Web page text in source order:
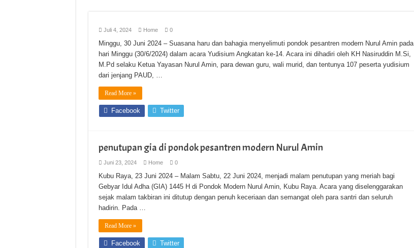
Juli 4, 2024 Home 0
Minggu, 30 Juni 2024 – Suasana haru dan bahagia menyelimuti pondok pesantren modern Nurul Amin pada
hari Minggu (30/6/2024) dalam acara Yudisium Angkatan ke-14. Acara ini dihadiri oleh KH Nasiruddin M.Si,
M.Pd selaku Ketua Yayasan Nurul Amin, para dewan guru, wali murid, dan tentunya 107 peserta yudisium
dari jenjang PAUD, …
Read More »
Facebook Twitter
penutupan gia di pondok pesantren modern Nurul Amin
Juni 23, 2024 Home 0
Kubu Raya, 23 Juni 2024 – Malam Sabtu, 22 Juni 2024, menjadi malam penutupan yang meriah bagi
Gebyar Idul Adha (GIA) 1445 H di Pondok Modern Nurul Amin, Kubu Raya. Acara yang diselenggarakan
sejak malam takbiran ini ditutup dengan penuh keceriaan dan semangat oleh para santri dan seluruh
hadirin. Pada …
Read More »
Facebook Twitter